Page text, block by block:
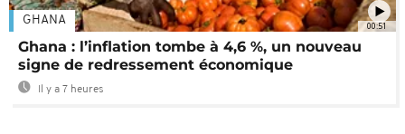
00:51
GHANA
Ghana : l’inflation tombe à 4,6 %, un nouveau
signe de redressement économique
Il y a 7 heures